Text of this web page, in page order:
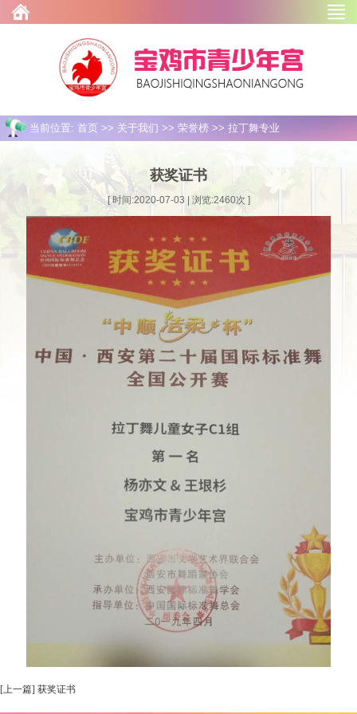
当前位置: 首页 >> 关于我们 >> 荣誉榜 >> 拉丁舞专业
获奖证书
[ 时间:2020-07-03 | 浏览:2460次 ]
[上一篇] 获奖证书